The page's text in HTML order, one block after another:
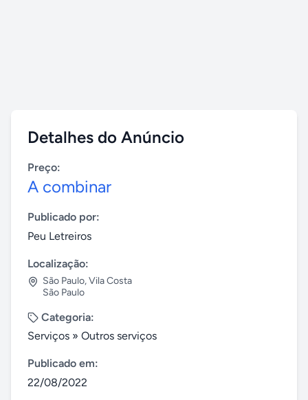
Detalhes do Anúncio
Preço:
A combinar
Publicado por:
Peu Letreiros
Localização:
São Paulo,Vila Costa
São Paulo
Categoria:
Serviços » Outros serviços
Publicado em:
22/08/2022